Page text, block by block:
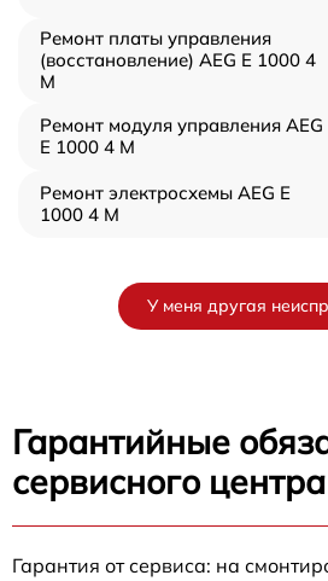
Ремонт платы управления
(восстановление) AEG E 1000 4
M
Ремонт модуля управления AEG
E 1000 4 M
Ремонт электросхемы AEG E
1000 4 M
У меня другая
Гарантийные
сервисного
Гарантия от сервиса: на